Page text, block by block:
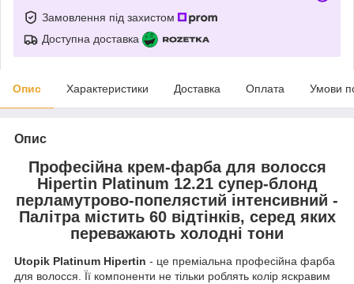
Замовлення під захистом
Доступна доставка
Опис Характеристики Доставка Оплата Умови
Опис
Професійна крем-фарба для волосся
Hipertin Platinum 12.21 супер-блонд
перламутрово-попелястий інтенсивний -
Палітра містить 60 відтінків, серед яких
переважають холодні тони
Utopik Platinum Hipertin - це преміальна професійна фарба
для волосся. Її компоненти не тільки роблять колір яскравим